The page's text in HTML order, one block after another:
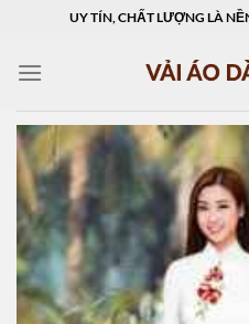
content
UY TÍN, CHẤT LƯỢNG LÀ